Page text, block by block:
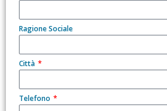
Ragione Sociale
Città
Telefono